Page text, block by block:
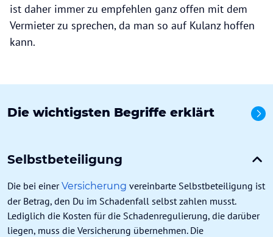
ist daher immer zu empfehlen ganz offen mit dem
Vermieter zu sprechen, da man so auf Kulanz hoffen
kann.
Die wichtigsten Begriffe erklärt
Alle
Selbstbeteiligung
Die bei einerVersicherung vereinbarte Selbstbeteiligung ist
der Betrag, den Du im Schadenfall selbst zahlen musst.
Lediglich die Kosten für die Schadenregulierung, die darüber
liegen, muss die Versicherung übernehmen. Die